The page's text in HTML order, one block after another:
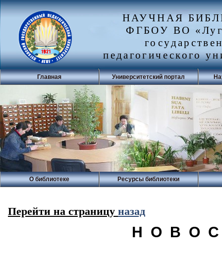
НАУЧНАЯ
ФГБОУ ВО
педагогического
Главная Университетский портал
О библиотеке Ресурсы библиотеки
Перейти на страницу назад
Н О В О